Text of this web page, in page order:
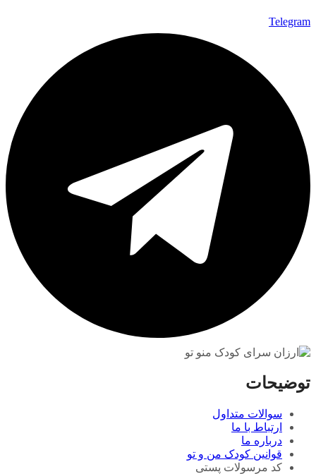
Telegram
توضیحات
سوالات متداول
ارتباط با ما
درباره ما
قوانین کودک من و تو
کد مرسولات پستی